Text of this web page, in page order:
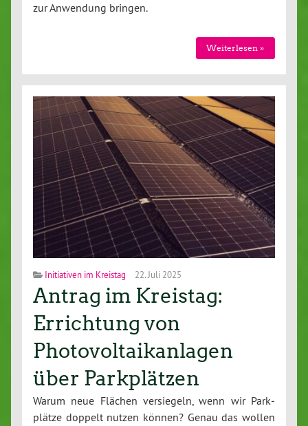
zur Anwendung bringen.
Wei­ter­le­sen »
Initiativen im Kreistag 22. Juli 2025
Antrag im Kreistag:
Errichtung von
Photovoltaikanlagen
über Parkplätzen
Warum neue Flächen ver­sie­geln, wenn wir Park­
plät­ze doppelt nutzen können? Genau das wollen